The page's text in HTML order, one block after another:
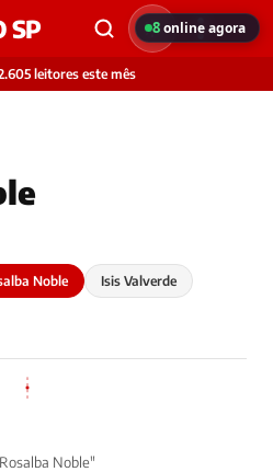
SP
leitores este mês
Noble Isis Valverde
Noble"
8online agora